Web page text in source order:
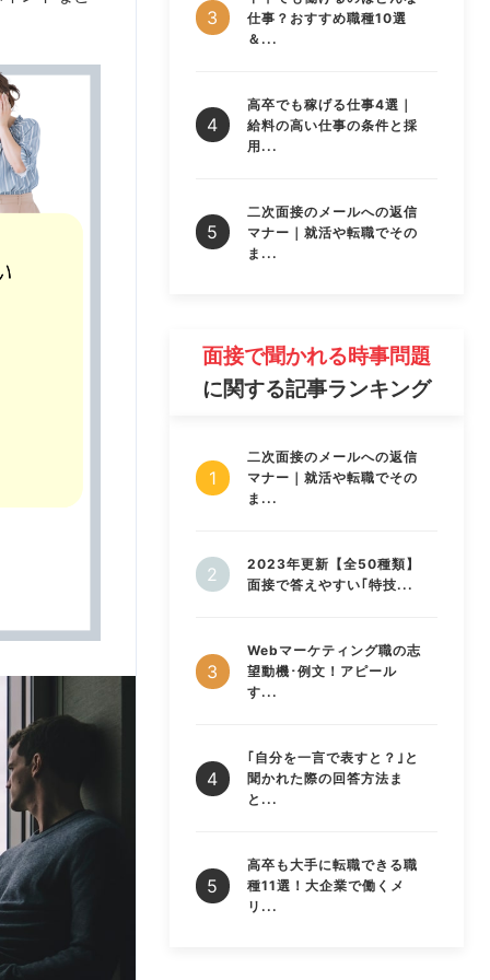
仕事？おすすめ職種10選
＆...
高卒でも稼げる仕事4選｜
給料の高い仕事の条件と採
用...
二次面接のメールへの返信
マナー｜就活や転職でその
ま...
面接で聞かれる時事問題
に関する記事ランキング
二次面接のメールへの返信
マナー｜就活や転職でその
ま...
2023年更新【全50種類】
面接で答えやすい｢特技...
Webマーケティング職の志
望動機･例文！アピール
す...
｢自分を一言で表すと？｣と
聞かれた際の回答方法ま
と...
高卒も大手に転職できる職
種11選！大企業で働くメ
リ...